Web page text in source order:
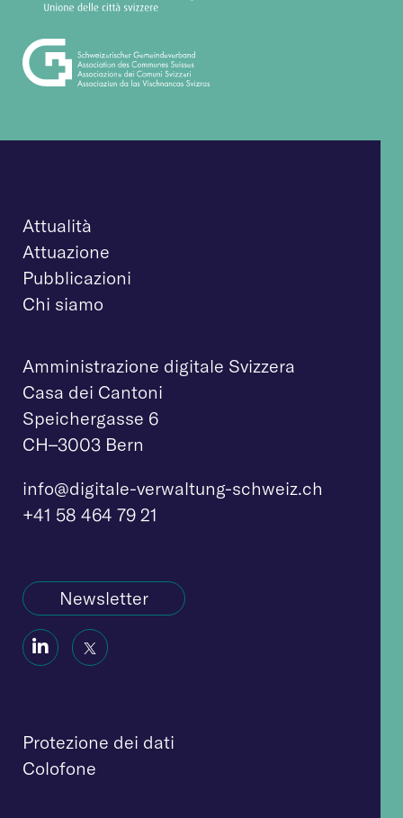
Attualità
Attuazione
Pubblicazioni
Chi siamo
Amministrazione digitale Svizzera
Casa dei Cantoni
Speichergasse 6
CH–3003 Bern
info@digitale-verwaltung-schweiz.ch
+41 58 464 79 21
Newsletter
Social Social
Protezione dei dati
Colofone